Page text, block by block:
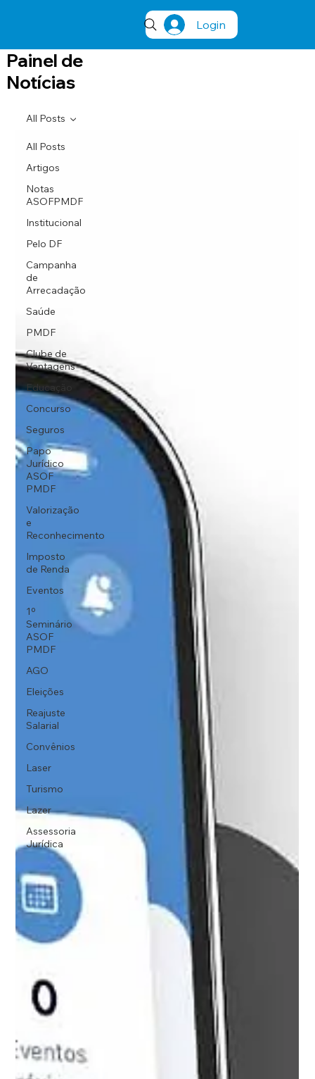
Login
Painel de
Notícias
All Posts
Artigos
Notas
ASOFPMDF
Institucional
Pelo DF
Campanha
de
Arrecadação
Saúde
PMDF
Clube de
Vantagens
Educação
Concurso
Seguros
Papo
Jurídico
ASOF
PMDF
Valorização
e
Reconhecimento
Imposto
de Renda
Eventos
1º
Seminário
ASOF
PMDF
AGO
Eleições
Reajuste
Salarial
Convênios
Laser
Turismo
Lazer
Assessoria
Jurídica
All Posts